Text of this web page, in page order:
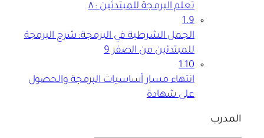
تعلم البرمجة للمبتدئين : ٨
1.9
الجمل الشرطية في البرمجة: شرح البرمجة
للمبتدئين من الصفر 9
1.10
انتهاء مسار أساسيات البرمجة والحصول
على شهادة
المدرب